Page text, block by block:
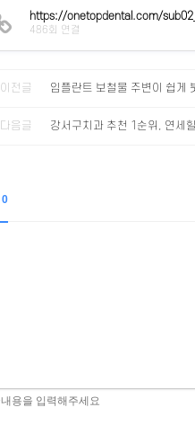
https://onetopdental.com/
486회 연결
이전글 임플란트 보철물 주변이 쉽게
다음글 강서구치과 추천 1순위, 연세
0